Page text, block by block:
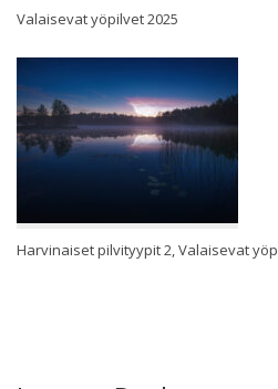
Valaisevat yöpilvet 2025
Harvinaiset pilvityypit 2, Valaisevat